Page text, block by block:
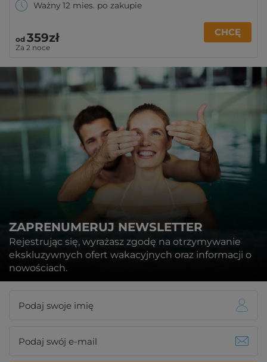
Ważny 12 mies. po zakupie
od 359zł
Za 2 noce
CHCĘ
ZAPRENUMERUJ NEWSLETTER
Rejestrując się, wyrażasz zgodę na otrzymywanie
ekskluzywnych ofert wakacyjnych oraz informacji o
nowościach.